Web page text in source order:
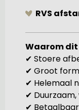
RVS
Waarom
✔ Stoere
✔ Groot
✔ Helemaal
✔
✔